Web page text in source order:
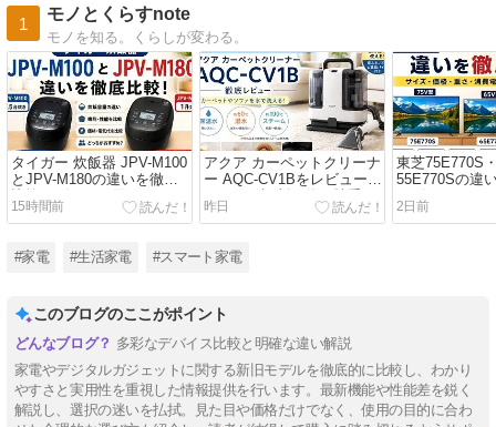
1
モノとくらすnote
モノを知る。くらしが変わる。
タイガー 炊飯器 JPV-M100
とJPV-M180の違いを徹底
比較レビュー｜買うならど
っちがおすすめ？
15時間前
アクア カーペットクリーナ
ー AQC-CV1Bをレビュー｜
口コミ・評判や使い勝手を
徹底解説
昨日
東芝75E770S
55E770Sの違
レビュー｜サ
すめはどれ？
2日前
#家電 #生活家電 #スマート家電
このブログのここがポイント
多彩なデバイス比較と明確な違い解説
家電やデジタルガジェットに関する新旧モデルを徹底的に比較し、わかり
やすさと実用性を重視した情報提供を行います。最新機能や性能差を鋭く
解説し、選択の迷いを払拭。見た目や価格だけでなく、使用の目的に合わ